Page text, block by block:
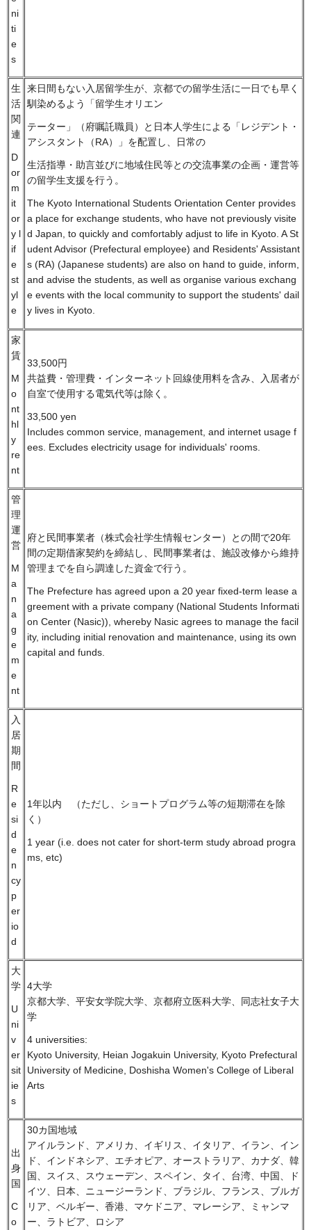
ni
ti
e
s
生
活
関
連
D
or
m
it
or
y l
if
e
st
yl
e
来日間もない入居留学生が、京都での留学生活に一日でも早く
馴染めるよう「留学生オリエン
テーター」（府嘱託職員）と日本人学生による「レジデント・
アシスタント（RA）」を配置し、日常の
生活指導・助言並びに地域住民等との交流事業の企画・運営等
の留学生支援を行う。
The Kyoto International Students Orientation Center provides
a place for exchange students, who have not previously visite
d Japan, to quickly and comfortably adjust to life in Kyoto. A St
udent Advisor (Prefectural employee) and Residents' Assistant
s (RA) (Japanese students) are also on hand to guide, inform,
and advise the students, as well as organise various exchang
e events with the local community to support the students' dail
y lives in Kyoto.
家
賃
M
o
nt
hl
y
re
nt
33,500円
共益費・管理費・インターネット回線使用料を含み、入居者が
自室で使用する電気代等は除く。
33,500 yen
Includes common service, management, and internet usage f
ees. Excludes electricity usage for individuals' rooms.
管
理
運
営
M
a
n
a
g
e
m
e
nt
府と民間事業者（株式会社学生情報センター）との間で20年
間の定期借家契約を締結し、民間事業者は、施設改修から維持
管理までを自ら調達した資金で行う。
The Prefecture has agreed upon a 20 year fixed-term lease a
greement with a private company (National Students Informati
on Center (Nasic)), whereby Nasic agrees to manage the facil
ity, including initial renovation and maintenance, using its own
capital and funds.
入
居
期
間
R
e
si
d
e
n
cy
p
er
io
d
1年以内 （ただし、ショートプログラム等の短期滞在を除
く）
1 year (i.e. does not cater for short-term study abroad progra
ms, etc)
大
学
U
ni
v
er
sit
ie
s
4大学
京都大学、平安女学院大学、京都府立医科大学、同志社女子大
学
4 universities:
Kyoto University, Heian Jogakuin University, Kyoto Prefectural
University of Medicine, Doshisha Women's College of Liberal
Arts
出
身
国
C
o
30カ国地域
アイルランド、アメリカ、イギリス、イタリア、イラン、イン
ド、インドネシア、エチオピア、オーストラリア、カナダ、韓
国、スイス、スウェーデン、スペイン、タイ、台湾、中国、ド
イツ、日本、ニュージーランド、ブラジル、フランス、ブルガ
リア、ベルギー、香港、マケドニア、マレーシア、ミャンマ
ー、ラトビア、ロシア